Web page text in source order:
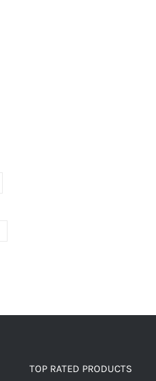
TOP RATED PRODUCTS